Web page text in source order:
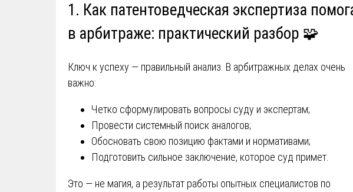
1. Как патентоведческая экспертиза
в арбитраже: практический разбор 🧩
Ключ к успеху — правильный анализ. В арбитражных делах очень
важно:
Четко сформулировать вопросы суду и экспертам;
Провести системный поиск аналогов;
Обосновать свою позицию фактами и нормативами;
Подготовить сильное заключение, которое суд примет.
Это — не магия, а результат работы опытных специалистов по